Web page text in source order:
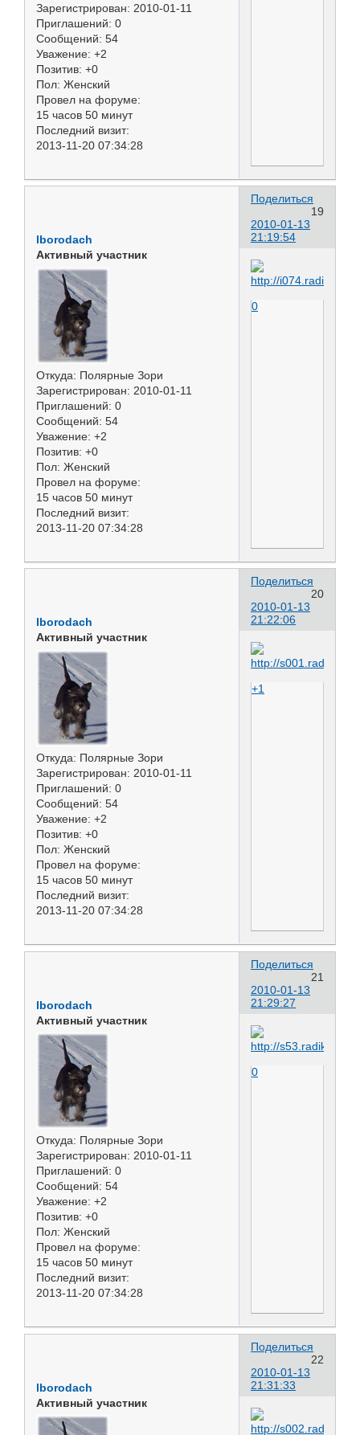
Зарегистрирован: 2010-01-11
Приглашений: 0
Сообщений: 54
Уважение: +2
Позитив: +0
Пол: Женский
Провел на форуме:
15 часов 50 минут
Последний визит:
2013-11-20 07:34:28
Поделиться
19
2010-01-13
21:19:54
lborodach
Активный участник
Откуда: Полярные Зори
Зарегистрирован: 2010-01-11
Приглашений: 0
Сообщений: 54
Уважение: +2
Позитив: +0
Пол: Женский
Провел на форуме:
15 часов 50 минут
Последний визит:
2013-11-20 07:34:28
0
Поделиться
20
2010-01-13
21:22:06
lborodach
Активный участник
Откуда: Полярные Зори
Зарегистрирован: 2010-01-11
Приглашений: 0
Сообщений: 54
Уважение: +2
Позитив: +0
Пол: Женский
Провел на форуме:
15 часов 50 минут
Последний визит:
2013-11-20 07:34:28
+1
Поделиться
21
2010-01-13
21:29:27
lborodach
Активный участник
Откуда: Полярные Зори
Зарегистрирован: 2010-01-11
Приглашений: 0
Сообщений: 54
Уважение: +2
Позитив: +0
Пол: Женский
Провел на форуме:
15 часов 50 минут
Последний визит:
2013-11-20 07:34:28
0
Поделиться
22
2010-01-13
21:31:33
lborodach
Активный участник